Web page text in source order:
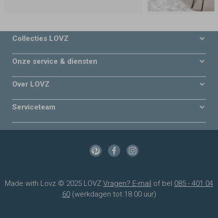
Collecties LOVZ
Onze service & diensten
Over LOVZ
Serviceteam
Made with Lovz © 2025 LOVZ Vragen? E-mail of bel 085 - 401 04
60(werkdagen tot 18.00 uur)